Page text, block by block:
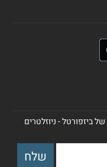
ביזפורטל - ניוזלטרים